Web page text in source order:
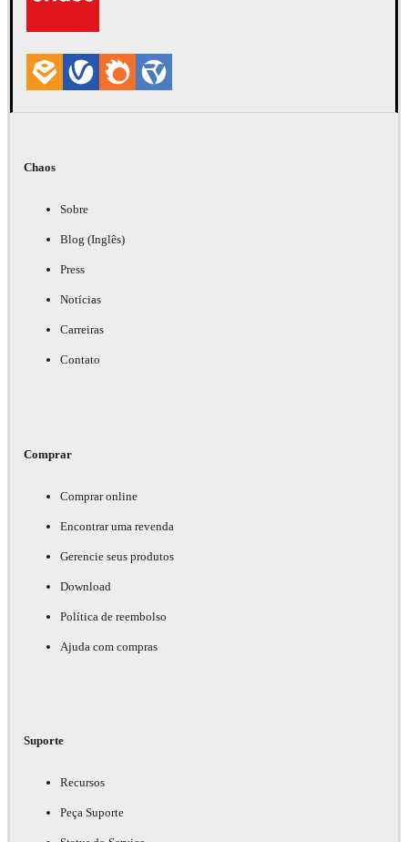
Chaos
Sobre
Blog (Inglês)
Press
Notícias
Carreiras
Contato
Comprar
Comprar online
Encontrar uma revenda
Gerencie seus produtos
Download
Política de reembolso
Ajuda com compras
Suporte
Recursos
Peça Suporte